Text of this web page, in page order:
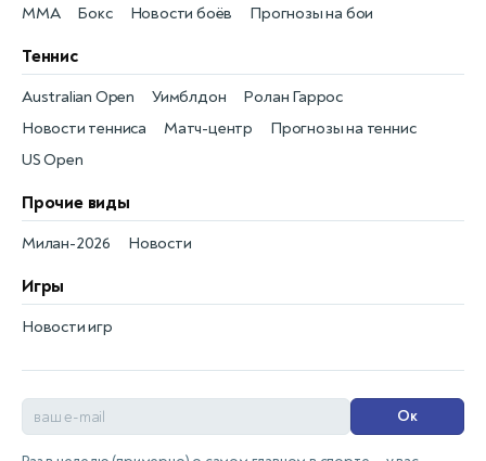
Новости боёв
MMA Прогнозы на бои
Бокс
Теннис
Новости тенниса
Australian Open
Матч-центр
Уимблдон
Прогнозы на теннис
Ролан Гаррос
US Open
Прочие виды
Новости
Милан-2026
Игры
Новости игр
Ок